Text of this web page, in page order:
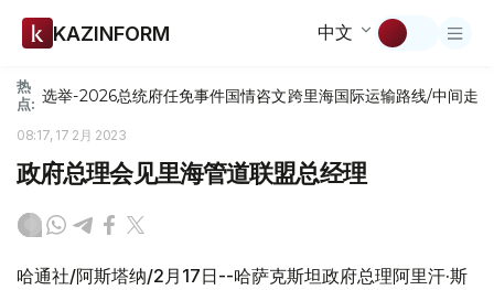
KAZINFORM 中文
热
点: 选举-2026总统府任免事件国情咨文跨里海国际运输路线/中间走廊
08:17, 17 2月 2023
政府总理会见里海管道联盟总经理
哈通社/阿斯塔纳/2月17日--哈萨克斯坦政府总理阿里汗·斯